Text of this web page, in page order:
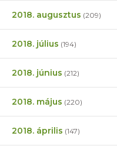
2018. augusztus (209)
2018. július (194)
2018. június (212)
2018. május (220)
2018. április (147)